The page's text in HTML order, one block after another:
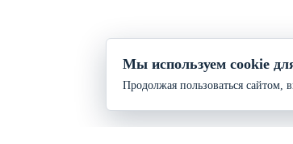
Мы используем cookie
Продолжая пользоваться сайтом,